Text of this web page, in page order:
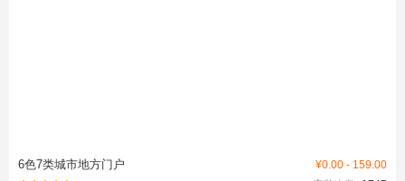
¥0.00 - 159.00
6色7类城市地方门户